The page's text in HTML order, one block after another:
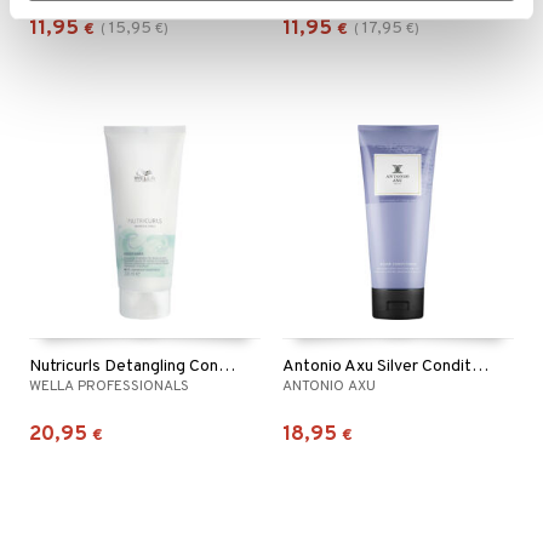
11,95 € ( 15,95 €) 11,95 € ( 17,95 €)
Nutricurls Detangling Conditioner - Waves & Curls
WELLA PROFESSIONALS
20,95 €
Antonio Axu Silver Conditioner
ANTONIO AXU
18,95 €